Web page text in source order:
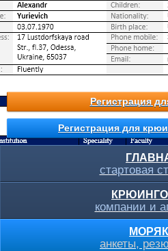
Регистрация
Регистрация для
стартовая
компании и
анкеты,